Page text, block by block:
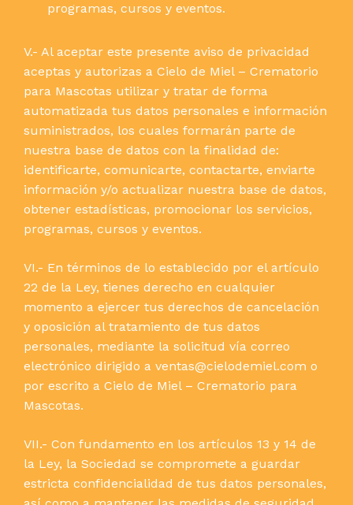
programas, cursos y eventos.
V.- Al aceptar este presente aviso de privacidad
aceptas y autorizas a Cielo de Miel – Crematorio
para Mascotas utilizar y tratar de forma
automatizada tus datos personales e información
suministrados, los cuales formarán parte de
nuestra base de datos con la finalidad de:
identificarte, comunicarte, contactarte, enviarte
información y/o actualizar nuestra base de datos,
obtener estadísticas, promocionar los servicios,
programas, cursos y eventos.
VI.- En términos de lo establecido por el artículo
22 de la Ley, tienes derecho en cualquier
momento a ejercer tus derechos de cancelación
y oposición al tratamiento de tus datos
personales, mediante la solicitud vía correo
electrónico dirigido a ventas@cielodemiel.com o
por escrito a Cielo de Miel – Crematorio para
Mascotas.
VII.- Con fundamento en los artículos 13 y 14 de
la Ley, la Sociedad se compromete a guardar
estricta confidencialidad de tus datos personales,